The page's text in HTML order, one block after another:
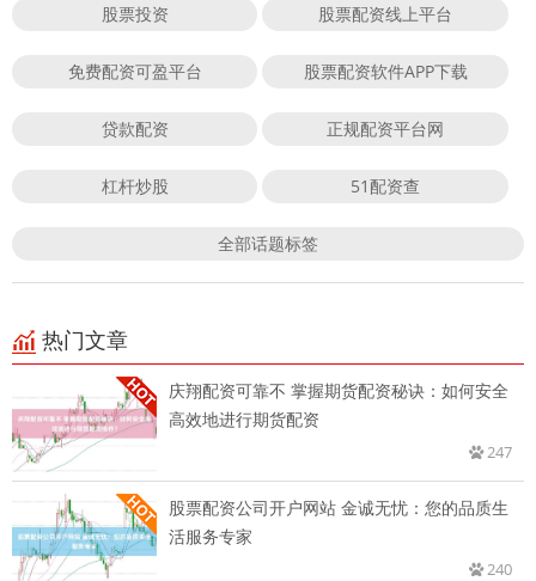
股票投资 股票配资线上平台
免费配资可盈平台 股票配资软件APP下载
贷款配资 正规配资平台网
杠杆炒股 51配资查
全部话题标签
热门文章
庆翔配资可靠不 掌握期货配资秘诀：如何安全
高效地进行期货配资
247
股票配资公司开户网站 金诚无忧：您的品质生
活服务专家
240